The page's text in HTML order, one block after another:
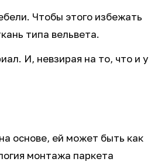
Чтобы этого избежать
типа вельвета.
И, невзирая на то, что и у
основе, ей может быть как
монтажа паркета